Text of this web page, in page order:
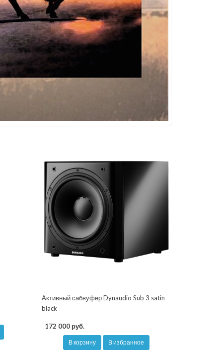
Активный сабвуфер Dynaudio Sub 3 satin
black
172 000 руб.
В корзину В избранное